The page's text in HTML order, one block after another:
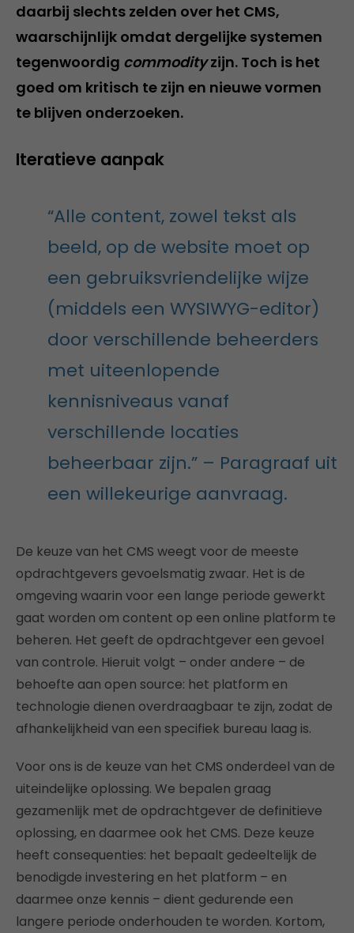
daarbij slechts zelden over het CMS,
waarschijnlijk omdat dergelijke systemen
tegenwoordig commodityzijn. Toch is het
goed om kritisch te zijn en nieuwe vormen
te blijven onderzoeken.
Iteratieve aanpak
“Alle content, zowel tekst als
beeld, op de website moet op
een gebruiksvriendelijke wijze
(middels een WYSIWYG-editor)
door verschillende beheerders
met uiteenlopende
kennisniveaus vanaf
verschillende locaties
beheerbaar zijn.” – Paragraaf uit
een willekeurige aanvraag.
De keuze van het CMS weegt voor de meeste
opdrachtgevers gevoelsmatig zwaar. Het is de
omgeving waarin voor een lange periode gewerkt
gaat worden om content op een online platform te
beheren. Het geeft de opdrachtgever een gevoel
van controle. Hieruit volgt – onder andere – de
behoefte aan open source: het platform en
technologie dienen overdraagbaar te zijn, zodat de
afhankelijkheid van een specifiek bureau laag is.
Voor ons is de keuze van het CMS onderdeel van de
uiteindelijke oplossing. We bepalen graag
gezamenlijk met de opdrachtgever de definitieve
oplossing, en daarmee ook het CMS. Deze keuze
heeft consequenties: het bepaalt gedeeltelijk de
benodigde investering en het platform – en
daarmee onze kennis – dient gedurende een
langere periode onderhouden te worden. Kortom,